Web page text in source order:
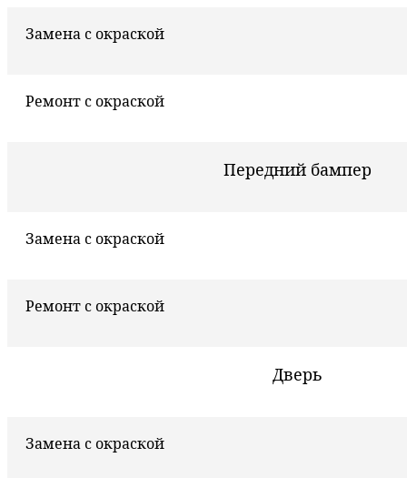
Замена с окраской
Ремонт с окраской
Передний бампер
Замена с окраской
Ремонт с окраской
Дверь
Замена с окраской